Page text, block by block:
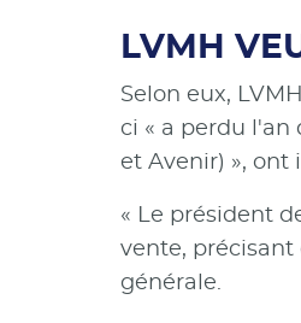
LVMH
Selon eux,
ci « a perdu l'an
et Avenir) », ont
« Le président
vente,
générale.